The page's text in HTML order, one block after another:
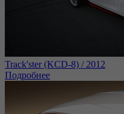
Track'ster (KCD-8) / 2012
Подробнее